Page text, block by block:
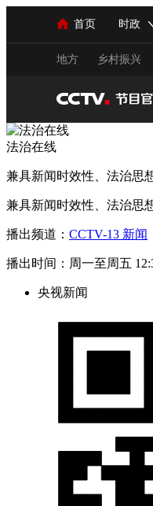
首页 时政
人民领袖习近平
直播 栏
海外频道 iPanda
地方 乡村振兴
新闻 国内
人民领袖习
现场
VIP会员
大国智造
法治在线
兼具新闻时效性、法治思
兼具新闻时效性、法治思
播出频道： CCTV-13 新闻
播出时间：周一至周五
央视新闻